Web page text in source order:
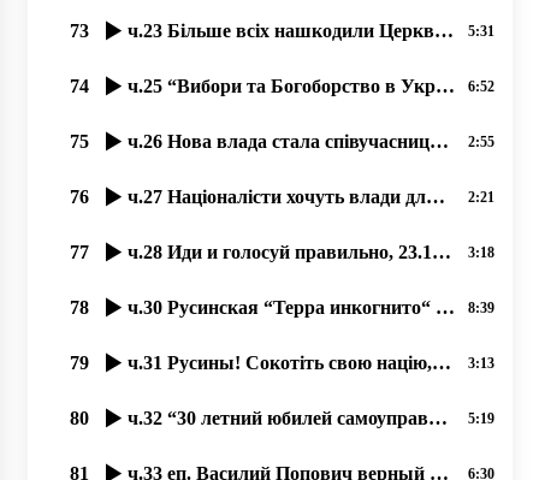
73 ч.23 Більше всіх нашкодили Церкви українські комуністи, 28.10.2020 прот. Димитрий Сидор 5:31
74 ч.25 “Вибори та Богоборство в Україні“, 20.10.2020, прот. Димитрий Сидор 6:52
75 ч.26 Нова влада стала співучасниця і богоборчих законів Порошенка, 21.10.2020, прот. Димитрий Сидор 2:55
76 ч.27 Націоналісти хочуть влади для боротьби з Церквою, 23.10.2020 прот. Димитрий Сидор 2:21
77 ч.28 Иди и голосуй правильно, 23.10.2020 прот. Димитрий Сидор 3:18
78 ч.30 Русинская “Терра инкогнито“ в центре Европы. 30.10.2020, прот. Димитрий Сидор 8:39
79 ч.31 Русины! Сокотіть свою націю, язык і історичну память! 31.10.2020 прот. Димитрий Сидор 3:13
80 ч.32 “30 летний юбилей самоуправления УПЦ“, 30.10.2020, прот. Димитрий Сидор 5:19
81 ч.33 еп. Василий Попович верный продолжатель Андрея Бачинского 31.10.2020 прот. Димитрий Сидор 6:30